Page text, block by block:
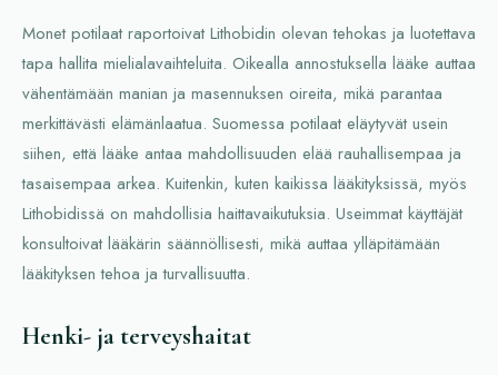
Monet potilaat raportoivat Lithobidin olevan tehokas ja luotettava
tapa hallita mielialavaihteluita. Oikealla annostuksella lääke auttaa
vähentämään manian ja masennuksen oireita, mikä parantaa
merkittävästi elämänlaatua. Suomessa potilaat eläytyvät usein
siihen, että lääke antaa mahdollisuuden elää rauhallisempaa ja
tasaisempaa arkea. Kuitenkin, kuten kaikissa lääkityksissä, myös
Lithobidissä on mahdollisia haittavaikutuksia. Useimmat käyttäjät
konsultoivat lääkärin säännöllisesti, mikä auttaa ylläpitämään
lääkityksen tehoa ja turvallisuutta.
Henki- ja terveyshaitat